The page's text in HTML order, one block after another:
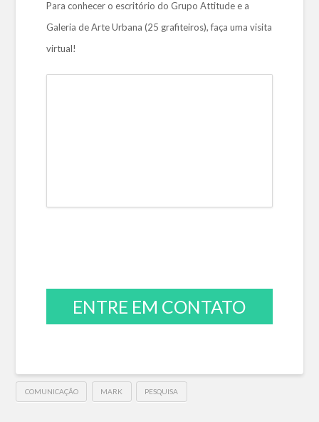
Para conhecer o escritório do Grupo Attitude e a
Galeria de Arte Urbana (25 grafiteiros), faça uma visita
virtual!
ENTRE EM CONTATO
COMUNICAÇÃO MARK PESQUISA